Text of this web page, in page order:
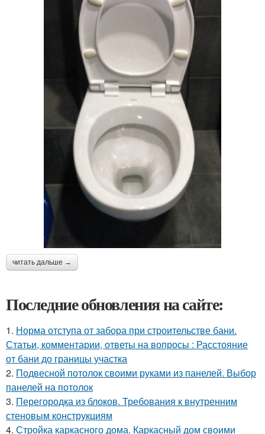
читать дальше →
Последние обновления на сайте:
1. Норма отступа от забора при строительстве бани.
Статьи, комментарии, ответы на вопросы : Расстояние
от бани до границы участка
2. Подвесной потолок своими руками из панелей. Выбор
панелей на потолок
3. Перегородка из блоков. Требования к внутренним
стеновым конструкциям
4. Стройка каркасного дома. Каркасный дом своими